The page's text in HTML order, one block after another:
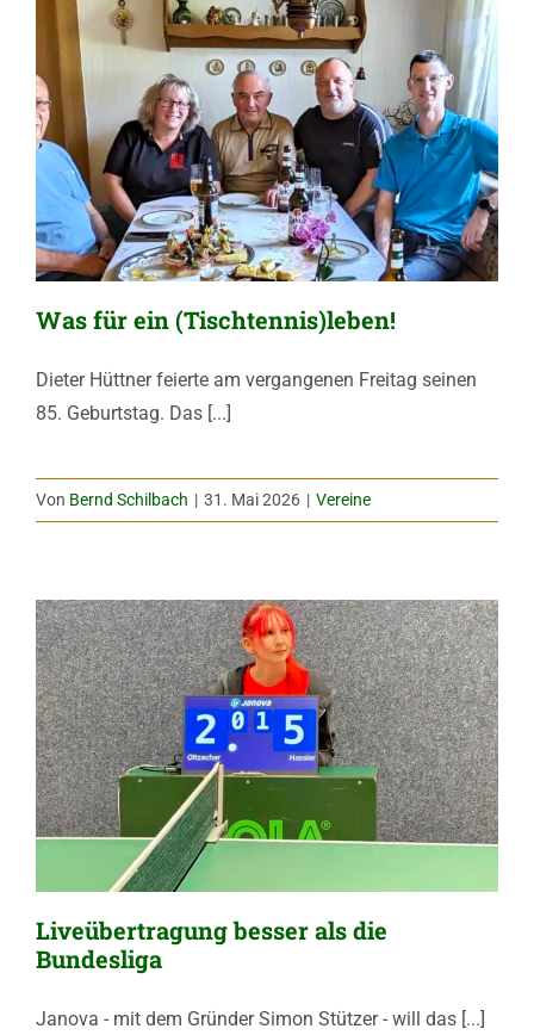
Was für ein (Tischtennis)leben!
Dieter Hüttner feierte am vergangenen Freitag seinen
85. Geburtstag. Das [...]
Von Bernd Schilbach | 31. Mai 2026 | Vereine
Liveübertragung besser als die
Bundesliga
Janova - mit dem Gründer Simon Stützer - will das [...]